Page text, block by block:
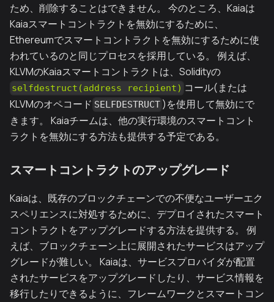
ため、削除することはできません。 今のところ、Kaiaは
Kaiaスマートコントラクトを無効にするために、
Ethereumでスマートコントラクトを無効にするために使
われているのと同じプロセスを採用している。 例えば、
KLVMのKaiaスマートコントラクトは、Solidityの
selfdestruct(address recipient) コール(または
KLVMのオペコード SELFDESTRUCT )を使用して無効にで
きます。 Kaiaチームは、他の実行環境のスマートコント
ラクトを無効にする方法も提供する予定である。
スマートコントラクトのアップグレード
Kaiaは、既存のブロックチェーンでの不便なユーザーエク
スペリエンスに対処するために、デプロイされたスマート
コントラクトをアップグレードする方法を提供する。 例
えば、ブロックチェーン上に展開されたサービスはアップ
グレードが難しい。 Kaiaは、サービスプロバイダが配置
されたサービスをアップグレードしたり、サービス情報を
移行したりできるように、フレームワークとスマートコン